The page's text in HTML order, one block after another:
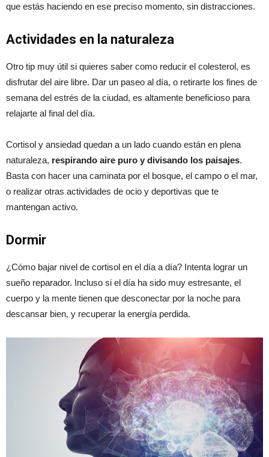
que estás haciendo en ese preciso momento, sin distracciones.
Actividades en la naturaleza
Otro tip muy útil si quieres saber como reducir el colesterol, es
disfrutar del aire libre. Dar un paseo al día, o retirarte los fines de
semana del estrés de la ciudad, es altamente beneficioso para
relajarte al final del día.
Cortisol y ansiedad quedan a un lado cuando están en plena
naturaleza, respirando aire puro y divisando los paisajes.
Basta con hacer una caminata por el bosque, el campo o el mar,
o realizar otras actividades de ocio y deportivas que te
mantengan activo.
Dormir
¿Cómo bajar nivel de cortisol en el día a día? Intenta lograr un
sueño reparador. Incluso si el día ha sido muy estresante, el
cuerpo y la mente tienen que desconectar por la noche para
descansar bien, y recuperar la energía perdida.